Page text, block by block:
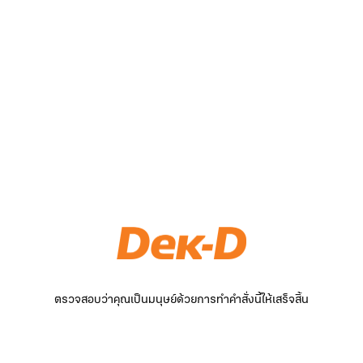
ตรวจสอบว่าคุณเป็นมนุษย์ด้วยการทำคำสั่งนี้ให้เสร็จสิ้น